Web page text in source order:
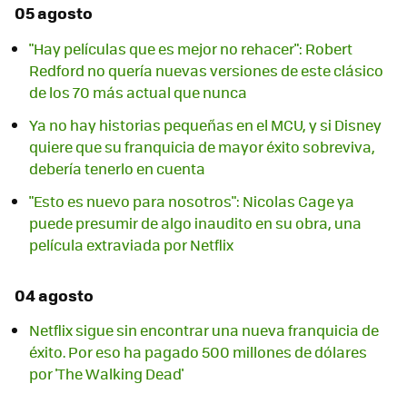
05 agosto
"Hay películas que es mejor no rehacer": Robert
Redford no quería nuevas versiones de este clásico
de los 70 más actual que nunca
Ya no hay historias pequeñas en el MCU, y si Disney
quiere que su franquicia de mayor éxito sobreviva,
debería tenerlo en cuenta
"Esto es nuevo para nosotros": Nicolas Cage ya
puede presumir de algo inaudito en su obra, una
película extraviada por Netflix
04 agosto
Netflix sigue sin encontrar una nueva franquicia de
éxito. Por eso ha pagado 500 millones de dólares
por 'The Walking Dead'